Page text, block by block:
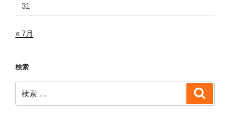
31
« 7月
検索
索: